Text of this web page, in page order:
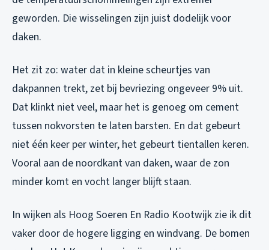
geworden. Die wisselingen zijn juist dodelijk voor
daken.
Het zit zo: water dat in kleine scheurtjes van
dakpannen trekt, zet bij bevriezing ongeveer 9% uit.
Dat klinkt niet veel, maar het is genoeg om cement
tussen nokvorsten te laten barsten. En dat gebeurt
niet één keer per winter, het gebeurt tientallen keren.
Vooral aan de noordkant van daken, waar de zon
minder komt en vocht langer blijft staan.
In wijken als Hoog Soeren En Radio Kootwijk zie ik dit
vaker door de hogere ligging en windvang. De bomen